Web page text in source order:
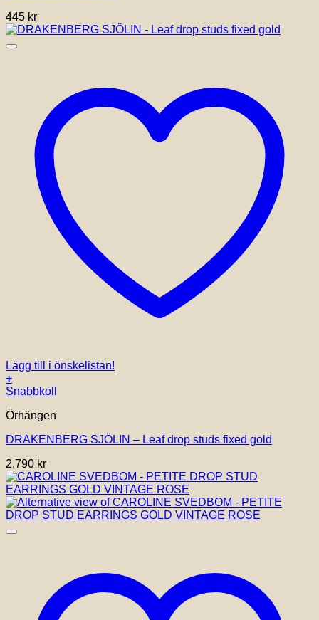
445 kr
Lägg till i önskelistan!
+
Snabbkoll
Örhängen
DRAKENBERG SJÖLIN – Leaf drop studs fixed gold
2,790 kr